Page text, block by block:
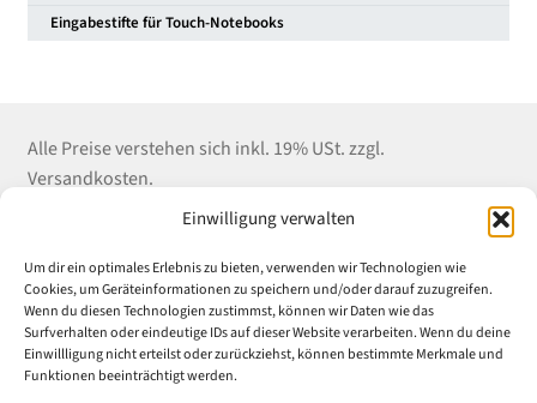
Einwilligung verwalten
Um dir ein optimales Erlebnis zu bieten, verwenden wir Technologien wie
Cookies, um Geräteinformationen zu speichern und/oder darauf zuzugreifen.
Wenn du diesen Technologien zustimmst, können wir Daten wie das
Surfverhalten oder eindeutige IDs auf dieser Website verarbeiten. Wenn du deine
Einwillligung nicht erteilst oder zurückziehst, können bestimmte Merkmale und
Funktionen beeinträchtigt werden.
Eingabestifte für Touch-Notebooks
Alle Preise verstehen sich inkl. 19% USt. zzgl.
Versandkosten.
Winter EDV-Service
Liebigstrasse 18
52070 Aachen
Tel: (+49) 241 55 969
Shop Service
Versandkosten
Zahlungsarten
E-Mail an Uni-
Rabatt.de
Informationen
Impressum
Datenschutz
AGB